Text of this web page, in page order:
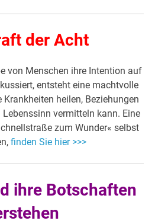
der Acht
von Menschen ihre Intention auf
entsteht eine machtvolle
heilen, Beziehungen
vermitteln kann. Eine
zum Wunder« selbst
finden Sie hier >>>
ihre Botschaften